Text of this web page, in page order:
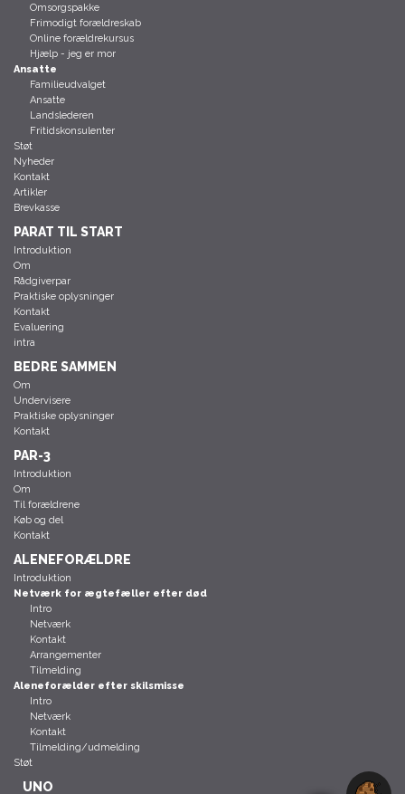
Omsorgspakke
Frimodigt forældreskab
Online forældrekursus
Hjælp - jeg er mor
Ansatte
Familieudvalget
Ansatte
Landslederen
Fritidskonsulenter
Støt
Nyheder
Kontakt
Artikler
Brevkasse
PARAT TIL START
Introduktion
Om
Rådgiverpar
Praktiske oplysninger
Kontakt
Evaluering
intra
BEDRE SAMMEN
Om
Undervisere
Praktiske oplysninger
Kontakt
PAR-3
Introduktion
Om
Til forældrene
Køb og del
Kontakt
ALENEFORÆLDRE
Introduktion
Netværk for ægtefæller efter død
Intro
Netværk
Kontakt
Arrangementer
Tilmelding
Aleneforælder efter skilsmisse
Intro
Netværk
Kontakt
Tilmelding/udmelding
Støt
UNO